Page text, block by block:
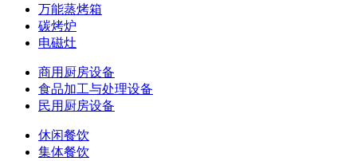
万能蒸烤箱
碳烤炉
电磁灶
商用厨房设备
食品加工与处理设备
民用厨房设备
休闲餐饮
集体餐饮